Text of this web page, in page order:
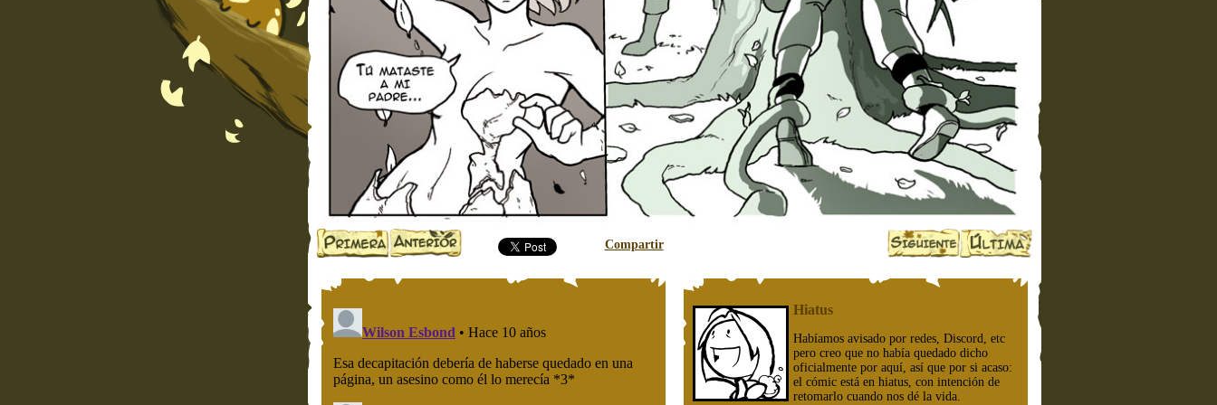
Compartir
Hiatus
Habíamos avisado por redes, Discord, etc
pero creo que no había quedado dicho
oficialmente por aquí, así que por si acaso:
el cómic está en hiatus, con intención de
retomarlo cuando nos dé la vida.